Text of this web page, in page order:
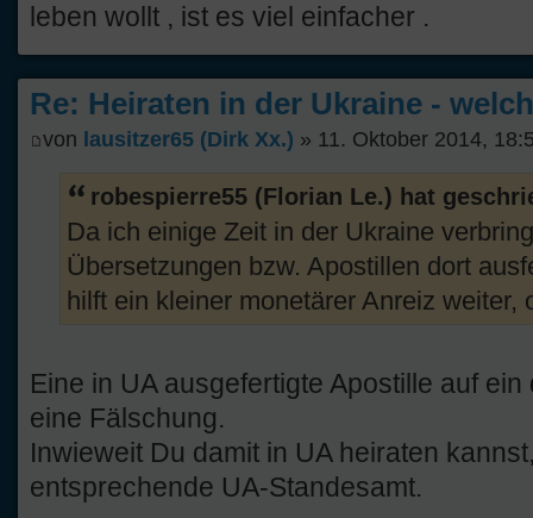
leben wollt , ist es viel einfacher .
Re: Heiraten in der Ukraine -
von lausitzer65 (Dirk Xx.) » 11. Oktober 2014,
robespierre55 (Florian Le.) hat
Da ich einige Zeit in der Ukraine
Übersetzungen bzw. Apostillen dort
hilft ein kleiner monetärer Anreiz weiter,
Eine in UA ausgefertigte Apostille auf
eine Fälschung.
Inwieweit Du damit in UA heiraten
entsprechende UA-Standesamt.